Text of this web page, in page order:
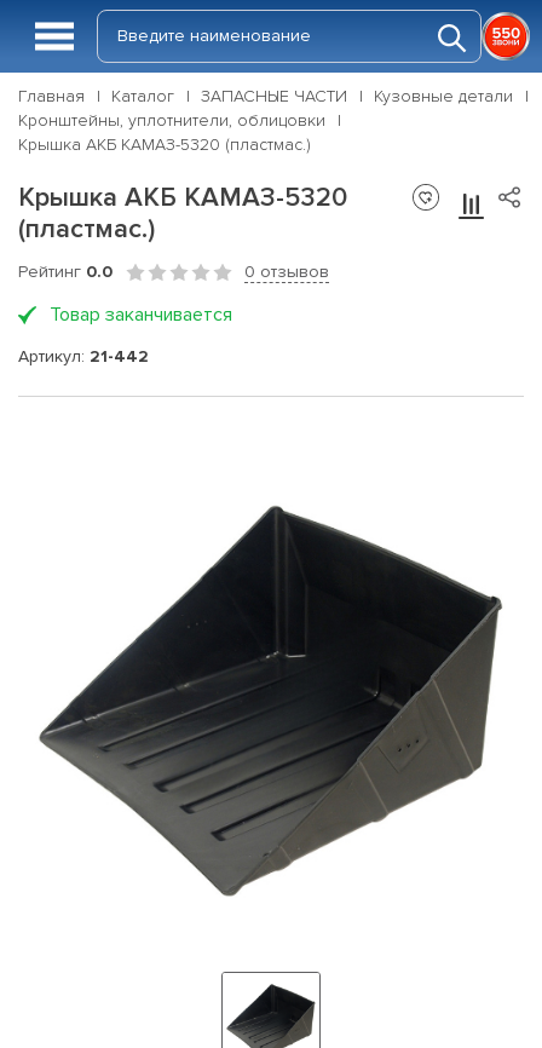
Главная Каталог ЗАПАСНЫЕ ЧАСТИ
Кузовные детали
Кронштейны, уплотнители, облицовки
Крышка АКБ КАМАЗ-5320 (пластмас.)
Крышка АКБ КАМАЗ-5320
(пластмас.)
Рейтинг 0.0 0 отзывов
Товар заканчивается
Артикул: 21-442